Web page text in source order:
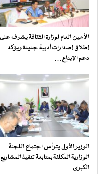
الأمين العام لوزارة الثقافة يشرف على
إطلاق إصدارات أدبية جديدة ويؤكد
دعم الإبداع…
الوزير الأول يترأس اجتماع اللجنة
الوزارية المكلفة بمتابعة تنفيذ المشاريع
الكبرى